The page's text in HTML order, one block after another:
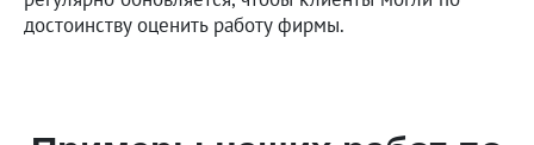
достоинству оценить работу фирмы.